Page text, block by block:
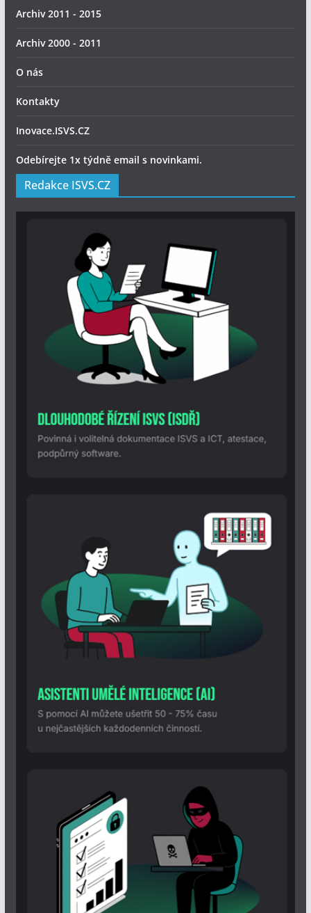
Archiv 2011 - 2015
Archiv 2000 - 2011
O nás
Kontakty
Inovace.ISVS.CZ
Odebírejte 1x týdně email s novinkami.
Redakce ISVS.CZ